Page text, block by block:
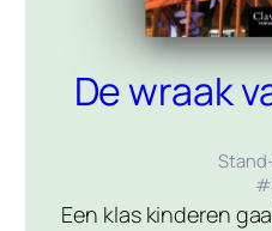
De wraak
#
Een klas kinderen